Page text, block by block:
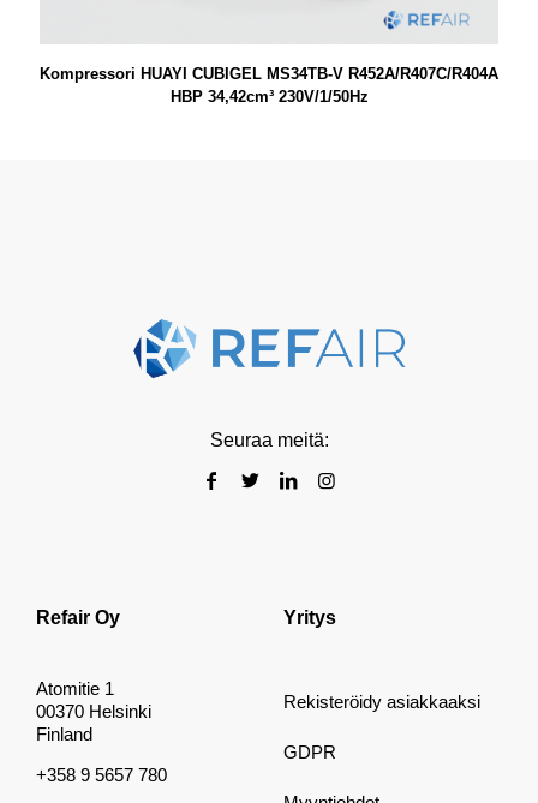
Kompressori HUAYI CUBIGEL MS34TB-V R452A/R407C/R404A
HBP 34,42cm³ 230V/1/50Hz
Seuraa meitä:
Refair Oy
Atomitie 1
00370 Helsinki
Finland
+358 9 5657 780
Yritys
Rekisteröidy asiakkaaksi
GDPR